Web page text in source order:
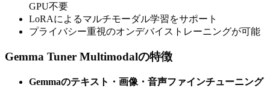
GPU不要
LoRAによるマルチモーダル学習をサポート
プライバシー重視のオンデバイストレーニングが可能
Gemma Tuner Multimodalの特徴
Gemmaのテキスト・画像・音声ファインチューニング